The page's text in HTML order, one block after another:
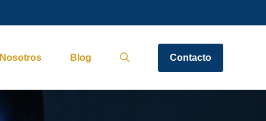
Nosotros Blog Contacto